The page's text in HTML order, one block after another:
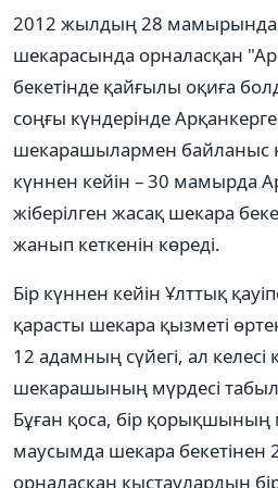
2012 жылдың 28 мамырында
шекарасында орналасқан
бекетінде қайғылы оқиға
соңғы күндерінде
шекарашылармен байланыс
күннен кейін – 30 мамырда
жіберілген жасақ шекара
жанып кеткенін көреді.
Бір күннен кейін Ұлттық
қарасты шекара қызметі
12 адамның сүйегі, ал келесі
шекарашының мүрдесі
Бұған қоса, бір қорықшының
маусымда шекара
орналасқан қыстаулардың